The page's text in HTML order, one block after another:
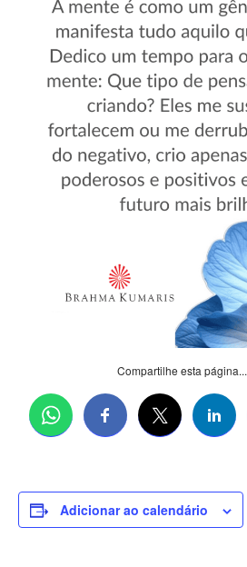
Compartilhe esta página...
Adicionar ao calendário